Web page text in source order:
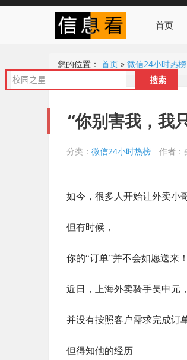
首页
您的位置： 首页 » 微信24小时热榜
“你别害我，我
分类： 微信24小时热榜 作者：
如今，很多人开始让外卖小
但有时候，
你的“订单”并不会如愿送来！
近日，上海外卖骑手吴申元，
并没有按照客户需求完成订
但得知他的经历